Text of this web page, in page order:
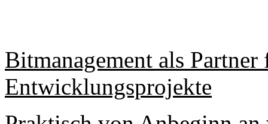
Bitmanagement als
Entwicklungsprojekte